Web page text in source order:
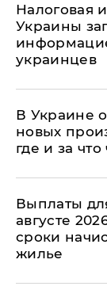
Налоговая
Украины
украинцев
В Украине
новых
где и за
Выплаты
августе
сроки
жилье